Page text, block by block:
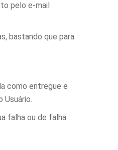
pelo e-mail
bastando que para
como entregue e
Usuário.
falha ou de falha